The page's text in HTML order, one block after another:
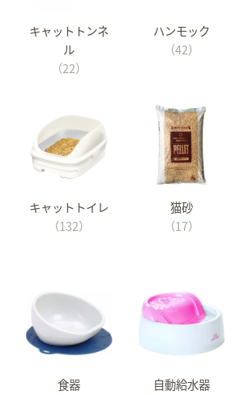
キャットトンネ
ル
（22）
ハンモック
（42）
キャットトイレ
（132）
猫砂
（17）
食器
自動給水器